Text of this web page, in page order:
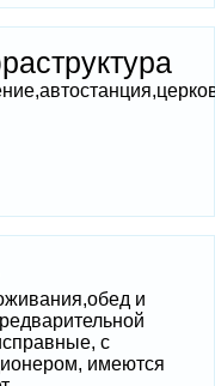
и
с
имеются